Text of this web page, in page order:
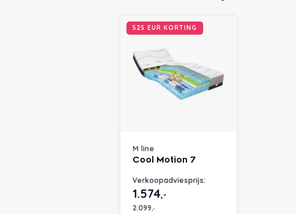
525 EUR KORTING
M line
Cool Motion 7
Verkoopadviesprijs:
1.574,-
2.099,-